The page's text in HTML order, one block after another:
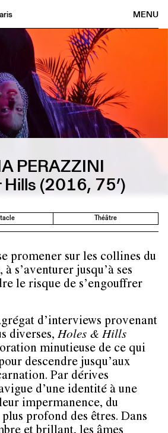
MENU
PERAZZINI
Hills (2016, 75’)
Théâtre
promener sur les collines du
s’aventurer jusqu’à ses
le risque de s’engouffrer
d’interviews provenant
diverses, Holes & Hills
minutieuse de ce qui
descendre jusqu’aux
Par dérives
d’une identité à une
impermanence, du
profond des êtres. Dans